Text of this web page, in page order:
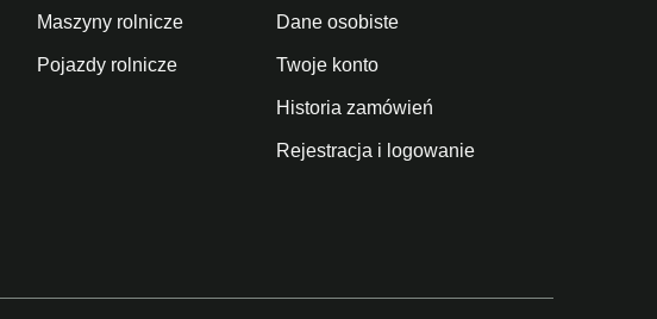
Maszyny rolnicze
Pojazdy rolnicze
Dane osobiste
Twoje konto
Historia zamówień
Rejestracja i logowanie